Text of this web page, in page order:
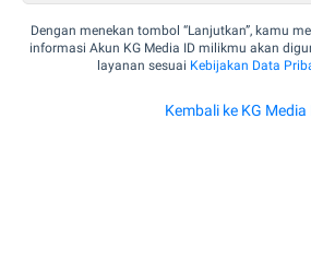
Dengan menekan tombol “Lanjutkan”, kamu
informasi Akun KG Media ID milikmu akan
layanan sesuai Kebijakan Data
Kembali ke KG Media